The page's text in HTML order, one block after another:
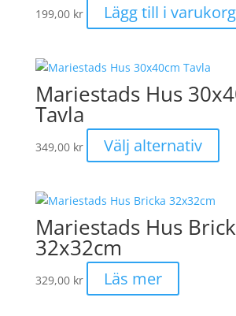
199,00 kr Lägg till i varukorg
Mariestads Hus
Tavla
349,00 kr Välj alternativ
här
Mariestads Hus
32x32cm
329,00 kr Läs mer